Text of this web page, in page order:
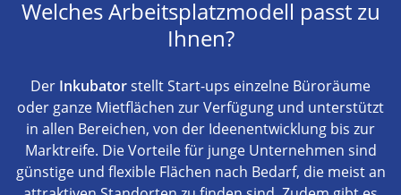
Welches Arbeitsplatzmodell passt zu
Ihnen?
Der Inkubatorstellt Start-ups einzelne Büroräume
oder ganze Mietflächen zur Verfügung und unterstützt
in allen Bereichen, von der Ideenentwicklung bis zur
Marktreife. Die Vorteile für junge Unternehmen sind
günstige und flexible Flächen nach Bedarf, die meist an